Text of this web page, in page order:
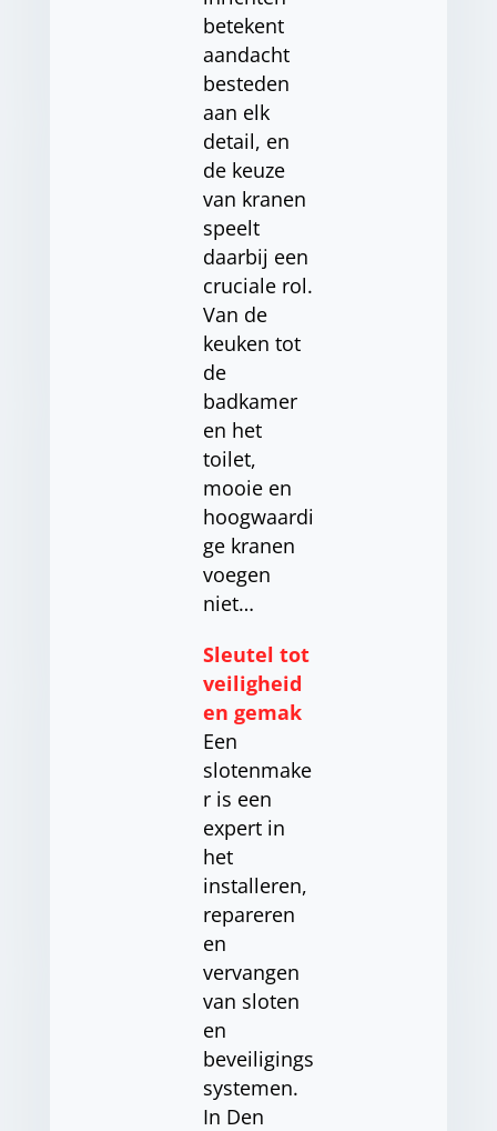
betekent
aandacht
besteden
aan elk
detail, en
de keuze
van kranen
speelt
daarbij een
cruciale rol.
Van de
keuken tot
de
badkamer
en het
toilet,
mooie en
hoogwaardi
ge kranen
voegen
niet…
Sleutel tot
veiligheid
en gemak
Een
slotenmake
r is een
expert in
het
installeren,
repareren
en
vervangen
van sloten
en
beveiligings
systemen.
In Den